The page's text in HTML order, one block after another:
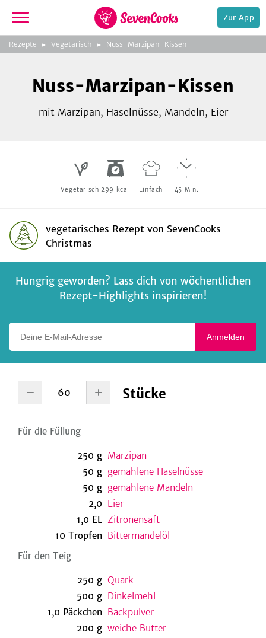
zur
Startseite
Zur App
Rezepte Vegetarisch Nuss-Marzipan-Kissen
Bild
3
zeigen
Nuss-Marzipan-Kissen
mit Marzipan, Haselnüsse, Mandeln, Eier
Vegetarisch 299 kcal Einfach 45 Min.
vegetarisches Rezept von SevenCooks
Christmas
Hungrig geworden? Lass dich von wöchentlichen
Rezept-Highlights inspirieren!
Anmelden
Stücke
Für die Füllung
250 g Marzipan
50 g gemahlene Haselnüsse
50 g gemahlene Mandeln
2,0 Eier
1,0 EL Zitronensaft
10 Tropfen Bittermandelöl
Für den Teig
250 g Quark
500 g Dinkelmehl
1,0 Päckchen Backpulver
200 g weiche Butter